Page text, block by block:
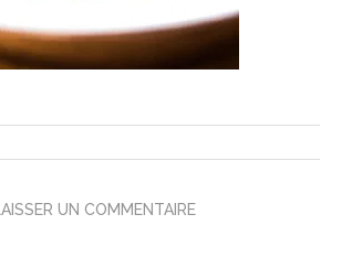
LAISSER UN COMMENTAIRE